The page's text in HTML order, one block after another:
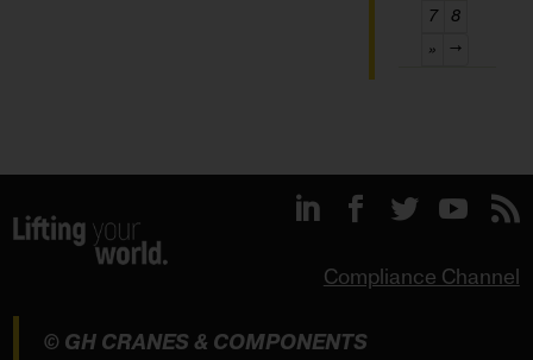
7 8
»
→
Compliance Channel
© GH CRANES & COMPONENTS